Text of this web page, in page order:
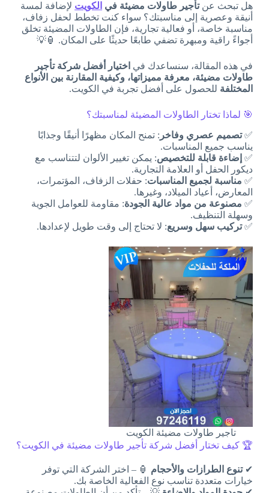
هل تبحث عنتأجير طاولات مضيئة في الكويت لإضافة لمسة
أنيقة وعصرية إلى مناسبتك؟ سواء كنت تخطط لحفل زفاف،
مناسبة خاصة، أو فعالية تجارية، فإن الطاولات المضيئة تخلق
أجواءً راقية ومبهرة تضفي طابعًا حديثًا على المكان. 🏮💡
في هذه المقالة، سنساعدك في اختيار أفضل شركة تأجير
طاولات مضيئة، معرفة مميزاتها، وكيفية المقارنة بين الأنواع
المختلفة للحصول على أفضل تجربة في الكويت.
🎯 لماذا تختار الطاولات المضيئة لمناسبتك؟
✅تصميم عصري وفاخر : تمنح المكان مظهرًا أنيقًا وجذابًا
يناسب جميع المناسبات.
✅ إضاءة قابلة للتخصيص: يمكن تغيير الألوان لتتناسب مع
ديكور الحفل أو العلامة التجارية.
✅ مناسبة لجميع المناسبات: حفلات الزفاف، المؤتمرات،
المعارض، أعياد الميلاد، وغيرها.
✅ مصنوعة من مواد عالية الجودة: مقاومة للعوامل الجوية
وسهلة التنظيف.
✅تركيب سهل وسريع: لا تحتاج إلى وقت طويل لإعدادها.
تاجير طاولات مضيئة الكويت
🏆 كيف تختار أفضل شركة تأجير طاولات مضيئة في الكويت؟
✔تنوع الطرازات والأحجام 🏮 – اختر الشركة التي توفر
خيارات متعددة تناسب نوع الفعالية الخاصة بك.